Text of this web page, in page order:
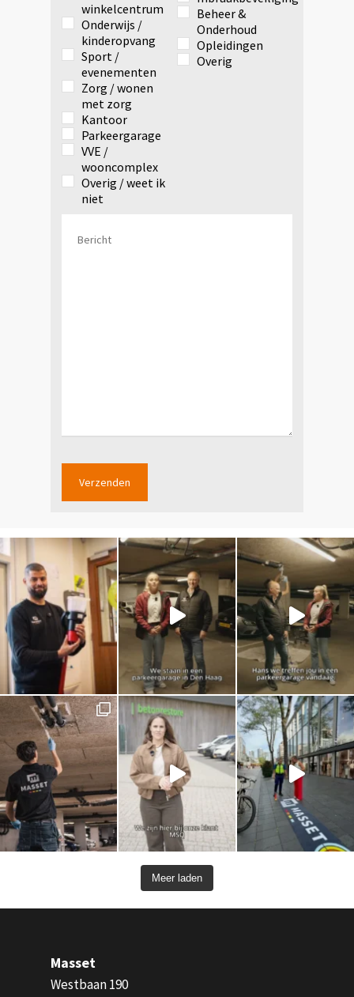
winkelcentrum
Onderwijs /
kinderopvang
Sport /
evenementen
Zorg / wonen
met zorg
Kantoor
Parkeergarage
VVE /
wooncomplex
Overig / weet ik
niet
Beheer &
Onderhoud
Opleidingen
Overig
Meer laden
Masset
Westbaan 190